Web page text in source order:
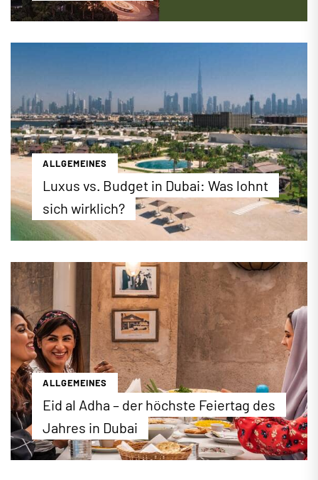
Luxuriöser Badeurlaub, spannender City-Trip oder
Resorts zu attraktiven Konditionen direkt online
unter ewtc.de!
...mehr erfahren
ALLGEMEINES
Luxus vs. Budget in Dubai: Was lohnt
sich wirklich?
Luxus oder Budget? Wir zeigen Ihnen, welches
stellen Ihnen die besten Hotels für preisbewusste
und luxusaffine Reisende vor.
...mehr erfahren
ALLGEMEINES
Eid al Adha – der höchste Feiertag des
Jahres in Dubai
2026 findet das islamische Opferfest (Eid Al-Adha)